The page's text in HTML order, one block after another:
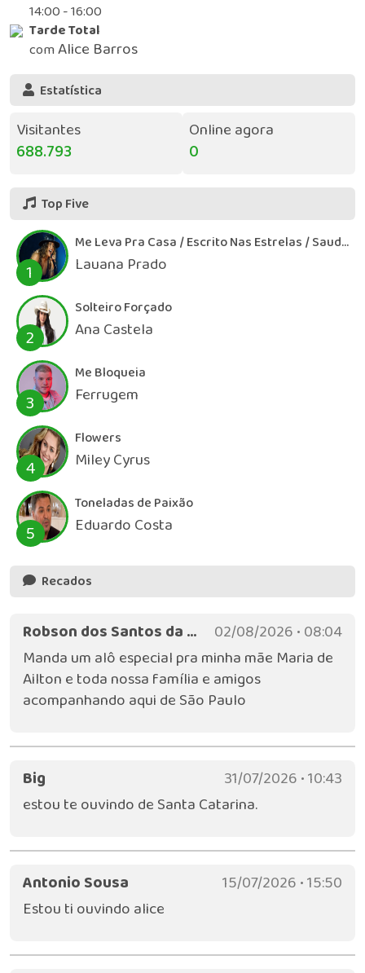
14:00 - 16:00
Tarde Total
comAlice Barros
Estatística
Visitantes
688.793
Online agora
0
Top Five
1
Me Leva Pra Casa / Escrito Nas Estrelas / Saudade
Lauana Prado
2
Solteiro Forçado
Ana Castela
3
Me Bloqueia
Ferrugem
4
Flowers
Miley Cyrus
5
Toneladas de Paixão
Eduardo Costa
Recados
Robson dos Santos da Silva
02/08/2026 • 08:04
Manda um alô especial pra minha mãe Maria de
Ailton e toda nossa família e amigos
acompanhando aqui de São Paulo
Big
31/07/2026 • 10:43
estou te ouvindo de Santa Catarina.
Antonio Sousa
15/07/2026 • 15:50
Estou ti ouvindo alice